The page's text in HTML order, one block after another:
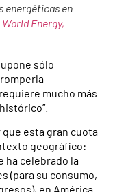
energéticas en
Energy,
sólo
mucho más
esta gran cuota
geográfico:
ha celebrado la
(para su consumo,
en América